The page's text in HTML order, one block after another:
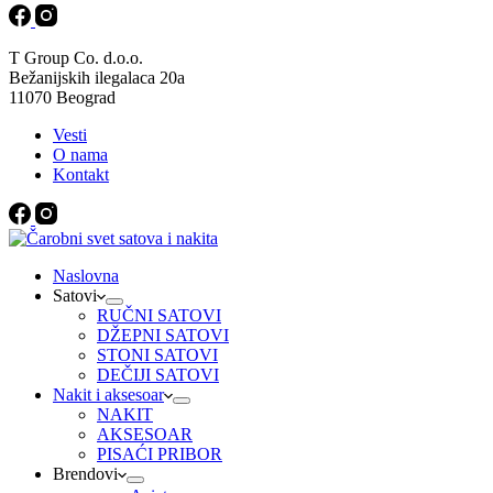
T Group Co. d.o.o.
Bežanijskih ilegalaca 20a
11070 Beograd
Vesti
O nama
Kontakt
Naslovna
Satovi
RUČNI SATOVI
DŽEPNI SATOVI
STONI SATOVI
DEČIJI SATOVI
Nakit i aksesoar
NAKIT
AKSESOAR
PISAĆI PRIBOR
Brendovi